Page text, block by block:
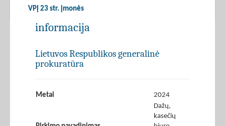
VPĮ 23 str. įmonės
informacija
Lietuvos Respublikos generalinė
prokuratūra
Metai 2024
Dažų,
kasečių